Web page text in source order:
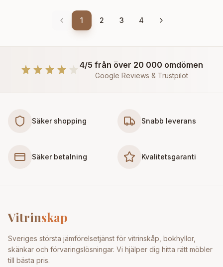
1 2 3 4
4/5 från över 20 000 omdömen
Google Reviews & Trustpilot
Säker shopping Snabb leverans
Säker betalning Kvalitetsgaranti
Vitrinskap
Sveriges största jämförelsetjänst för vitrinskåp, bokhyllor,
skänkar och förvaringslösningar. Vi hjälper dig hitta rätt möbler
till bästa pris.